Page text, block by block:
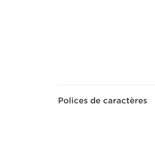
Polices de caractères